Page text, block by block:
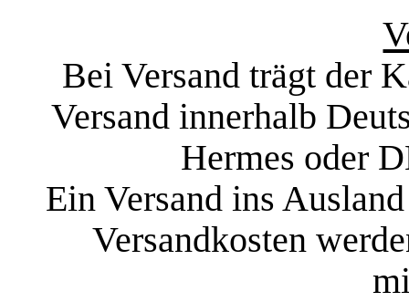
Bei Versand trägt der
Versand innerhalb
Hermes oder
Ein Versand ins
Versandkosten